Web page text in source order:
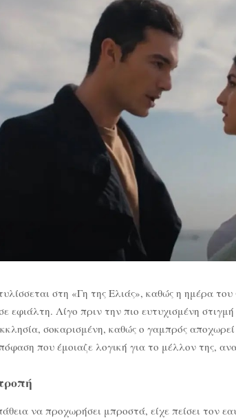
στη «Γη της Ελιάς», καθώς η ημέρα
εφιάλτη. Λίγο πριν την πιο ευτυχισμένη
σοκαρισμένη, καθώς ο γαμπρός
που έμοιαζε λογική για το μέλλον της,
να προχωρήσει μπροστά, είχε πείσει τον